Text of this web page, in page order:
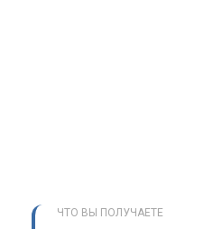
ЧТО ВЫ ПОЛУЧАЕТЕ